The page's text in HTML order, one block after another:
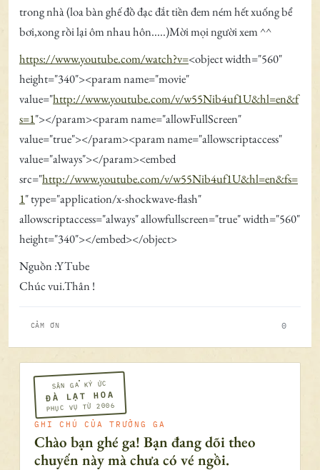
trong nhà (loa bàn ghế đồ đạc đắt tiền đem ném hết xuống bể
bơi,xong rồi lại ôm nhau hôn.....)Mời mọi người xem ^^
https://www.youtube.com/watch?v=<object width="560"
height="340"><param name="movie"
value="http://www.youtube.com/v/w55Nib4uf1U&hl=en&f
s=1"></param><param name="allowFullScreen"
value="true"></param><param name="allowscriptaccess"
value="always"></param><embed
src="http://www.youtube.com/v/w55Nib4uf1U&hl=en&fs=
1" type="application/x-shockwave-flash"
allowscriptaccess="always" allowfullscreen="true" width="560"
height="340"></embed></object>
Nguồn :YTube
Chúc vui.Thân !
CẢM ƠN 0
SÂN GA KÝ ỨC
ĐÀ LẠT HOA
PHỤC VỤ TỪ 2006
GHI CHÚ CỦA TRƯỞNG GA
Chào bạn ghé ga! Bạn đang dõi theo
chuyến này mà chưa có vé ngồi.